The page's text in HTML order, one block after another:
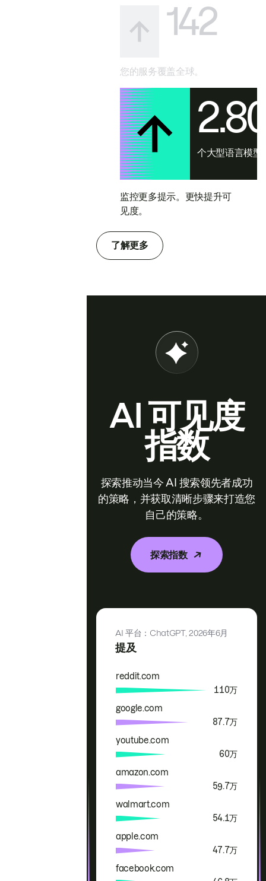
142
您的服务覆盖全球。
个大型语言模型
监控更多提示。更快提升可
见度。
了解更多
AI 可见度
指数
探索推动当今 AI 搜索领先者成功
的策略，并获取清晰步骤来打造您
自己的策略。
探索指数
提及
AI 平台：ChatGPT,2026年6月
品牌 提及
reddit.com
110万
google.com
87.7万
youtube.com
60万
amazon.com
59.7万
walmart.com
54.1万
apple.com
47.7万
facebook.com